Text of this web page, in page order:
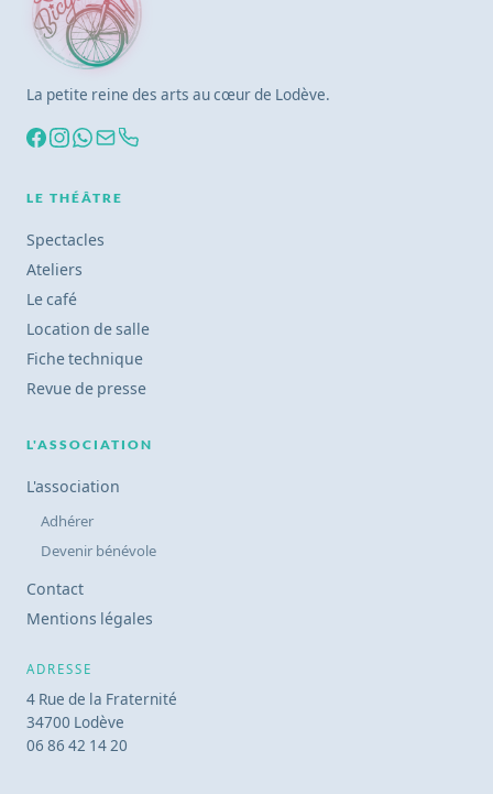
La petite reine des arts au cœur de Lodève.
LE THÉÂTRE
Spectacles
Ateliers
Le café
Location de salle
Fiche technique
Revue de presse
L'ASSOCIATION
L'association
Adhérer
Devenir bénévole
Contact
Mentions légales
ADRESSE
4 Rue de la Fraternité
34700 Lodève
06 86 42 14 20